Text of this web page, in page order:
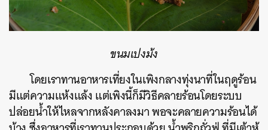
ขนมเปงม้ง
โดยเราทานอาหารเที่ยงในเพิงกลางทุ่งนาที่ในฤดูร้อน
มีแต่ความแห้งแล้ง แต่เพิงนี้ก็มีวิธีคลายร้อนโดยระบบ
ปล่อยน้ำให้ไหลจากหลังคาลงมา พอจะคลายความร้อนได้